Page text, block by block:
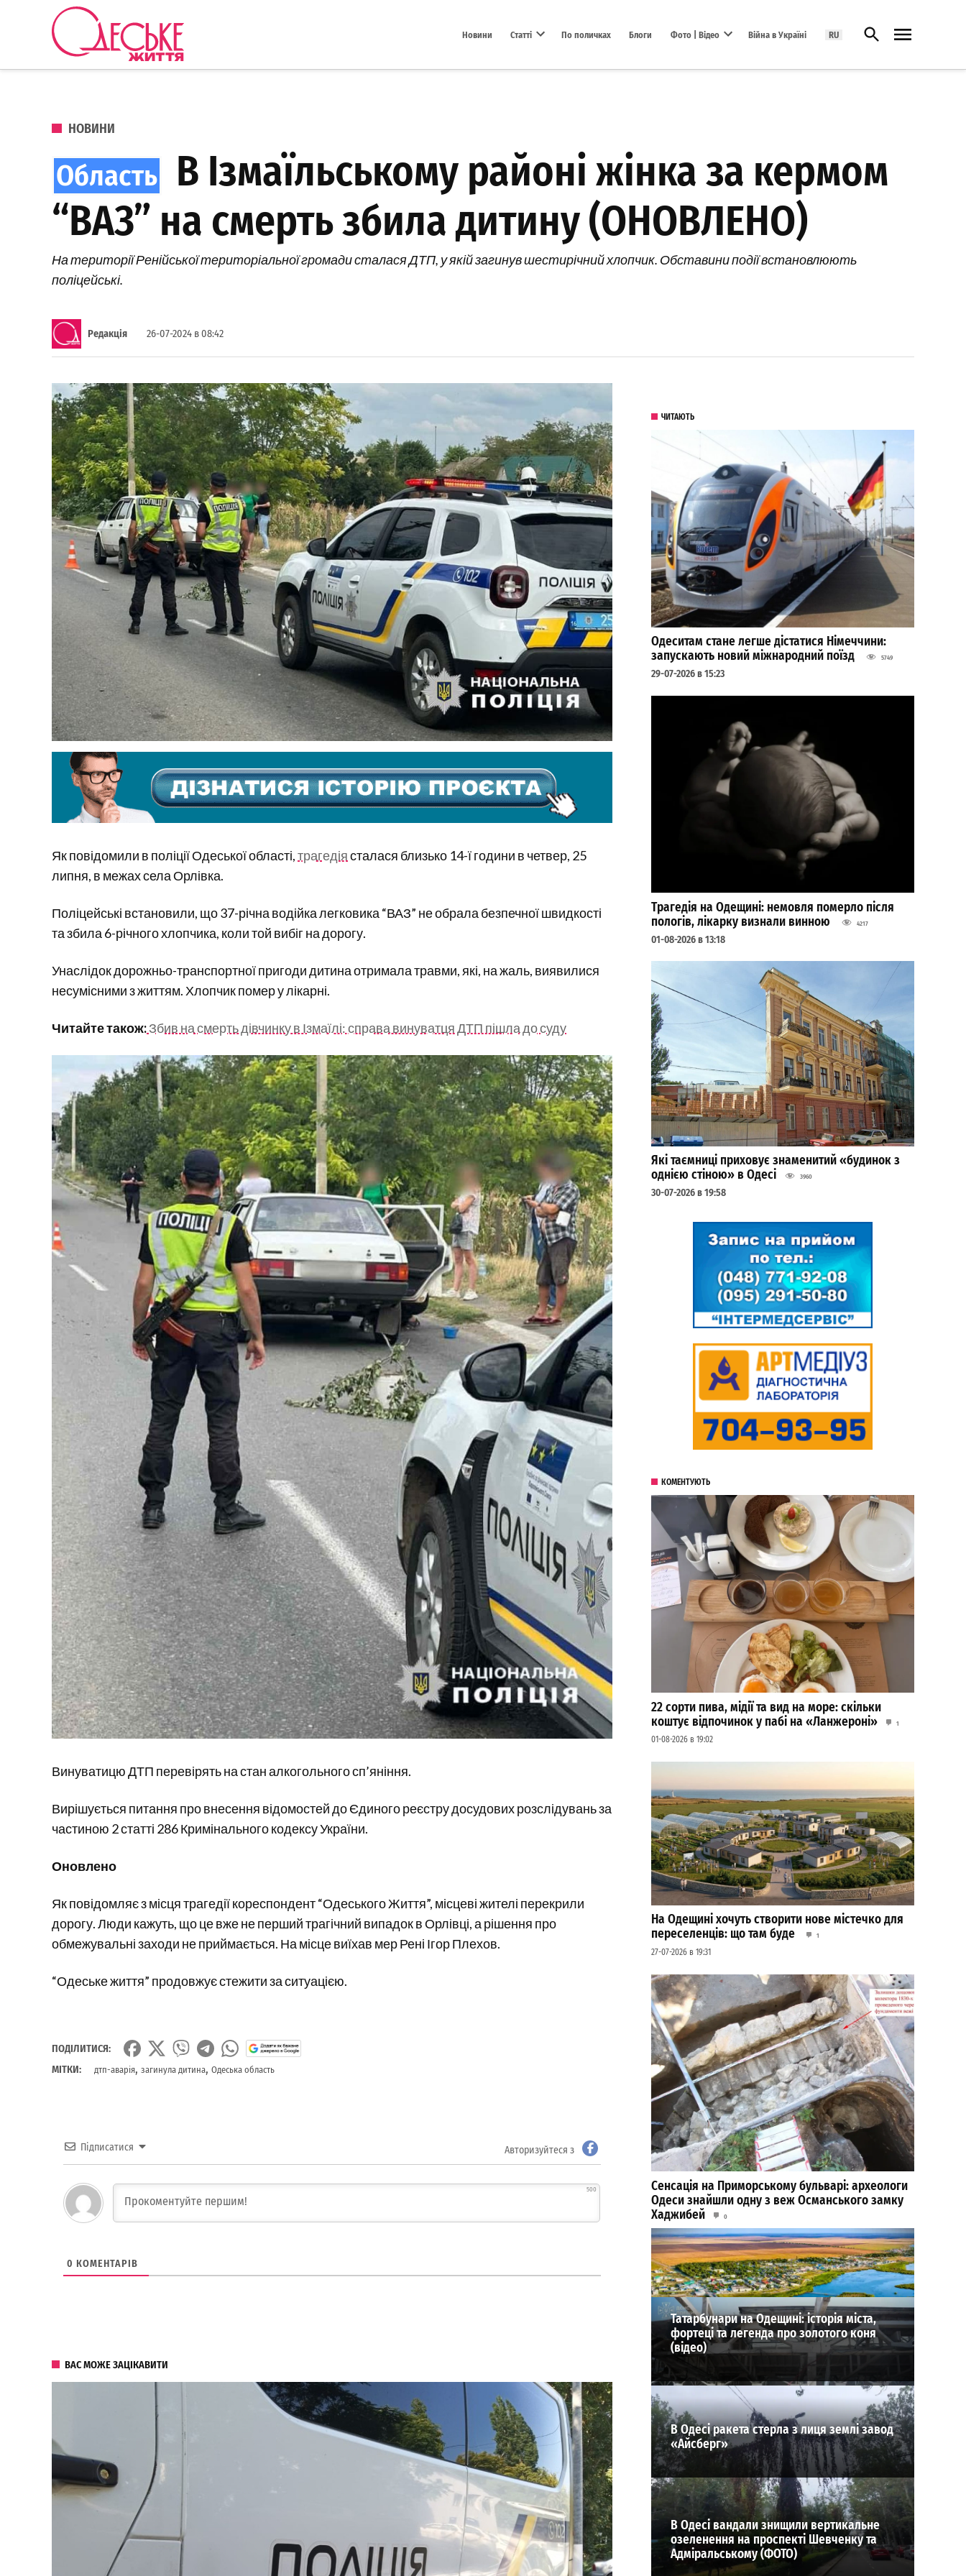
Перейти до вмісту
Новини Статті По поличках Блоги Фото | Відео Війна в Україні RU Відкрити пошук
ОПУБЛІКОВАНО В
НОВИНИ
В Ізмаїльському районі жінка за кермом
“ВАЗ” на смерть збила дитину (ОНОВЛЕНО)
На території Ренійської територіальної громади сталася ДТП, у якій загинув шестирічний хлопчик. Обставини події встановлюють
поліцейські.
Редакція 26-07-2024 в 08:42
Як повідомили в поліції Одеської області,трагедіясталася близько 14-ї години в четвер, 25
липня, в межах села Орлівка.
Поліцейські встановили, що 37-річна водійка легковика “ВАЗ” не обрала безпечної швидкості
та збила 6-річного хлопчика, коли той вибіг на дорогу.
Унаслідок дорожньо-транспортної пригоди дитина отримала травми, які, на жаль, виявилися
несумісними з життям. Хлопчик помер у лікарні.
Читайте також:Збив на смерть дівчинку в Ізмаїлі: справа винуватця ДТП пішла до суду
Винуватицю ДТП перевірять на стан алкогольного сп’яніння.
Вирішується питання про внесення відомостей до Єдиного реєстру досудових розслідувань за
частиною 2 статті 286 Кримінального кодексу України.
Оновлено
Як повідомляє з місця трагедії кореспондент “Одеського Життя”, місцеві жителі перекрили
дорогу. Люди кажуть, що це вже не перший трагічний випадок в Орлівці, а рішення про
обмежувальні заходи не приймається. На місце виїхав мер Рені Ігор Плехов.
“Одеське життя” продовжує стежити за ситуацією.
ПОДІЛИТИСЯ:
МІТКИ:
дтп-аварія, загинула дитина, Одеська область
Підписатися Авторизуйтеся з
500
0 КОМЕНТАРІВ
ВАС МОЖЕ ЗАЦІКАВИТИ
ЧИТАЮТЬ
Одеситам стане легше дістатися Німеччини:
запускають новий міжнародний поїзд
5749
29-07-2026 в 15:23
Трагедія на Одещині: немовля померло після
пологів, лікарку визнали винною
4217
01-08-2026 в 13:18
Які таємниці приховує знаменитий «будинок з
однією стіною» в Одесі
3960
30-07-2026 в 19:58
КОМЕНТУЮТЬ
22 сорти пива, мідії та вид на море: скільки
коштує відпочинок у пабі на «Ланжероні»
1
01-08-2026 в 19:02
На Одещині хочуть створити нове містечко для
переселенців: що там буде
1
27-07-2026 в 19:31
Сенсація на Приморському бульварі: археологи
Одеси знайшли одну з веж Османського замку
Хаджибей
0
03-08-2026 в 08:49
ВИБІР РЕДАКЦІЇ
Татарбунари на Одещині: історія міста,
фортеці та легенда про золотого коня
(відео)
В Одесі ракета стерла з лиця землі завод
«Айсберг»
В Одесі вандали знищили вертикальне
озеленення на проспекті Шевченку та
Адміральському (ФОТО)